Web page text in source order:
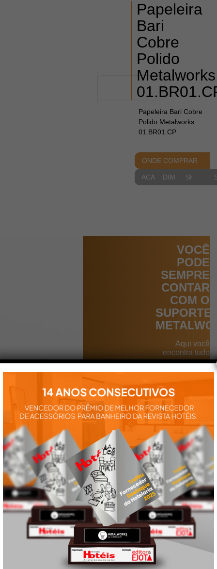
Papeleira
Bari
Cobre
Polido
Metalworks
Papeleira Bari Cobre
Polido Metalworks
01.BR01.CP
ONDE COMPRAR
ACABAMENTOS
DIMENSIONAIS
VOCÊ
PODE
SEMPRE
CONTAR
COM O
SUPORTE
Aqui você
encontra tudo
para a
produtos:
manuais,
vídeos,
tudo mais que
precisa.
VEJA
TAMBÉM